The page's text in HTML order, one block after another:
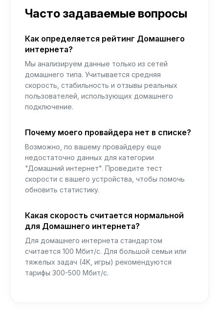
Часто задаваемые вопросы
Как определяется рейтинг Домашнего
интернета?
Мы анализируем данные только из сетей
домашнего типа. Учитывается средняя
скорость, стабильность и отзывы реальных
пользователей, использующих домашнего
подключение.
Почему моего провайдера нет в списке?
Возможно, по вашему провайдеру еще
недостаточно данных для категории
"Домашний интернет". Проведите тест
скорости с вашего устройства, чтобы помочь
обновить статистику.
Какая скорость считается нормальной
для Домашнего интернета?
Для домашнего интернета стандартом
считается 100 Мбит/с. Для большой семьи или
тяжелых задач (4K, игры) рекомендуются
тарифы 300-500 Мбит/с.